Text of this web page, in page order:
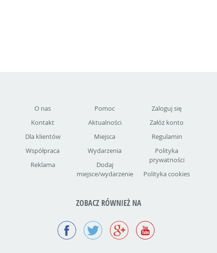
O nas
Kontakt
Dla klientów
Współpraca
Reklama
Pomoc
Aktualności
Miejsca
Wydarzenia
Dodaj
miejsce/wydarzenie
Zaloguj się
Załóż konto
Regulamin
Polityka
prywatności
Polityka cookies
ZOBACZ RÓWNIEŻ NA